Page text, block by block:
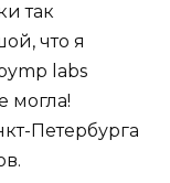
так
что я
labs
могла!
Петербурга